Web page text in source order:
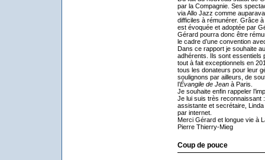
par la Compagnie. Ses
via Allo Jazz comme
difficiles à rémunérer. Grâce à
est évoquée et adoptée par
Gérard pourra donc être
le cadre d’une convention
Dans ce rapport je souhaite
adhérents. Ils sont essentiels
tout à fait exceptionnels en
tous les donateurs pour leur
soulignons par ailleurs, de
l’Évangile de Jeanà Paris.
Je souhaite enfin rappeler
Je lui suis très reconnaissant
assistante et secrétaire,
par internet.
Merci Gérard et longue vie à
Pierre Thierry-Mieg
Coup de pouce